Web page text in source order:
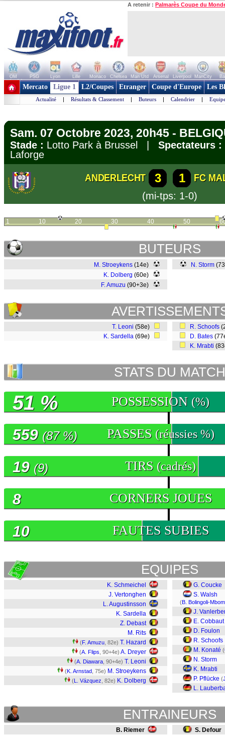
A retenir : Palmarès Coupe du
OM PSG Lyon Lille Monaco Chelsea Man Utd Arsenal Liverpool ManCity
+ de clubs
Mercato Ligue 1 L2/Coupes Etranger Coupe d'Europe Les
Actualité | Résultats & Classement | Buteurs | Calendrier |
Sam. 07 Octobre 2023, 20h45 -
Stade : Lotto Park à Brussel | Spectateurs :
Laforge
ANDERLECHT 3 1
FC
(mi-tps: 1-0)
1 10 20 30 40 50
BUTEURS
M. Stroeykens (14e)
K. Dolberg (60e)
F. Amuzu (90+3e)
N. Storm
T. Leoni (58e)
K. Sardella (69e)
R. Schoofs
D. Bates
K. Mrabti
STATS DU MATCH
POSSESSION (%)
51 %
PASSES (réussies %)
559 (87 %)
TIRS (cadrés)
19 (9)
CORNERS JOUES
8
FAUTES SUBIES
10
EQUIPES
K. Schmeichel
J. Vertonghen
L. Augustinsson
K. Sardella
Z. Debast
M. Rits
(F. Amuzu , 82e) T. Hazard
(A. Flips , 90+4e) A. Dreyer
(A. Diawara , 90+4e) T. Leoni
(K. Arnstad , 75e) M. Stroeykens
(L. Vázquez , 82e) K. Dolberg
G. Coucke
S. Walsh
(B. Bolingoli-
J.
E. Cobbaut
D. Foulon
R. Schoofs
M. Konaté (
N. Storm
K. Mrabti
P. Pflücke (
L.
ENTRAINEURS
B. Riemer S. Defour